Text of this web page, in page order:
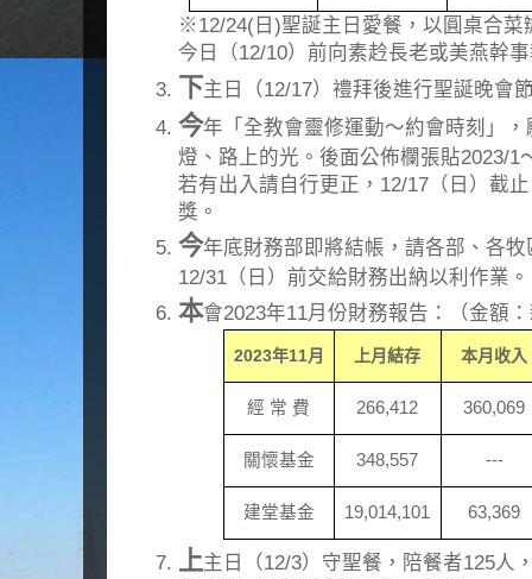
※12/24(日)聖誕主日愛餐，以圓桌合菜
今日（12/10）前向素赺長老或美燕幹
下主日（12/17）禮拜後進行聖誕晚會
今年「全教會靈修運動～約會時刻」
燈、路上的光。後面公佈欄張貼2023/1
若有出入請自行更正，12/17（日）截
獎。
今年底財務部即將結帳，請各部、各
12/31（日）前交給財務出納以利作業。
本會2023年11月份財務報告：（金額
2023年11月 上月結存 本月收入
經 常 費 266,412 360,069
關懷基金 348,557 ---
建堂基金 19,014,101 63,369
上主日（12/3）守聖餐，陪餐者125人